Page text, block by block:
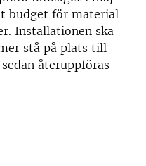
budget för material-
Installationen ska
stå på plats till
återuppföras